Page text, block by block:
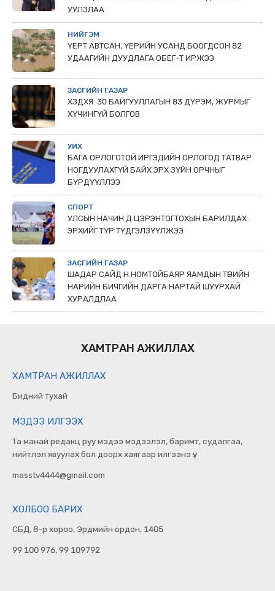
УУЛЗЛАА
НИЙГЭМ
ҮЕРТ АВТСАН, ҮЕРИЙН УСАНД БООГДСОН 82
УДААГИЙН ДУУДЛАГА ОБЕГ-Т ИРЖЭЭ
ЗАСГИЙН ГАЗАР
ХЗДХЯ: 30 БАЙГУУЛЛАГЫН 83 ДҮРЭМ, ЖУРМЫГ
ХҮЧИНГҮЙ БОЛГОВ
УИХ
БАГА ОРЛОГОТОЙ ИРГЭДИЙН ОРЛОГОД ТАТВАР
НОГДУУЛАХГҮЙ БАЙХ ЭРХ ЗҮЙН ОРЧНЫГ
БҮРДҮҮЛЛЭЭ
СПОРТ
УЛСЫН НАЧИН Д.ЦЭРЭНТОГТОХЫН БАРИЛДАХ
ЭРХИЙГ ТҮР ТҮДГЭЛЗҮҮЛЖЭЭ
ЗАСГИЙН ГАЗАР
ШАДАР САЙД Н.НОМТОЙБАЯР ЯАМДЫН ТӨРИЙН
НАРИЙН БИЧГИЙН ДАРГА НАРТАЙ ШУУРХАЙ
ХУРАЛДЛАА
ХАМТРАН АЖИЛЛАХ
ХАМТРАН АЖИЛЛАХ
Бидний тухай
МЭДЭЭ ИЛГЭЭХ
Та манай редакц руу мэдээ мэдээлэл, баримт, судалгаа,
нийтлэл явуулах бол доорх хаягаар илгээнэ үү.
masstv4444@gmail.com
ХОЛБОО БАРИХ
СБД, 8-р хороо, Эрдмийн ордон, 1405
99 100 976, 99 109792